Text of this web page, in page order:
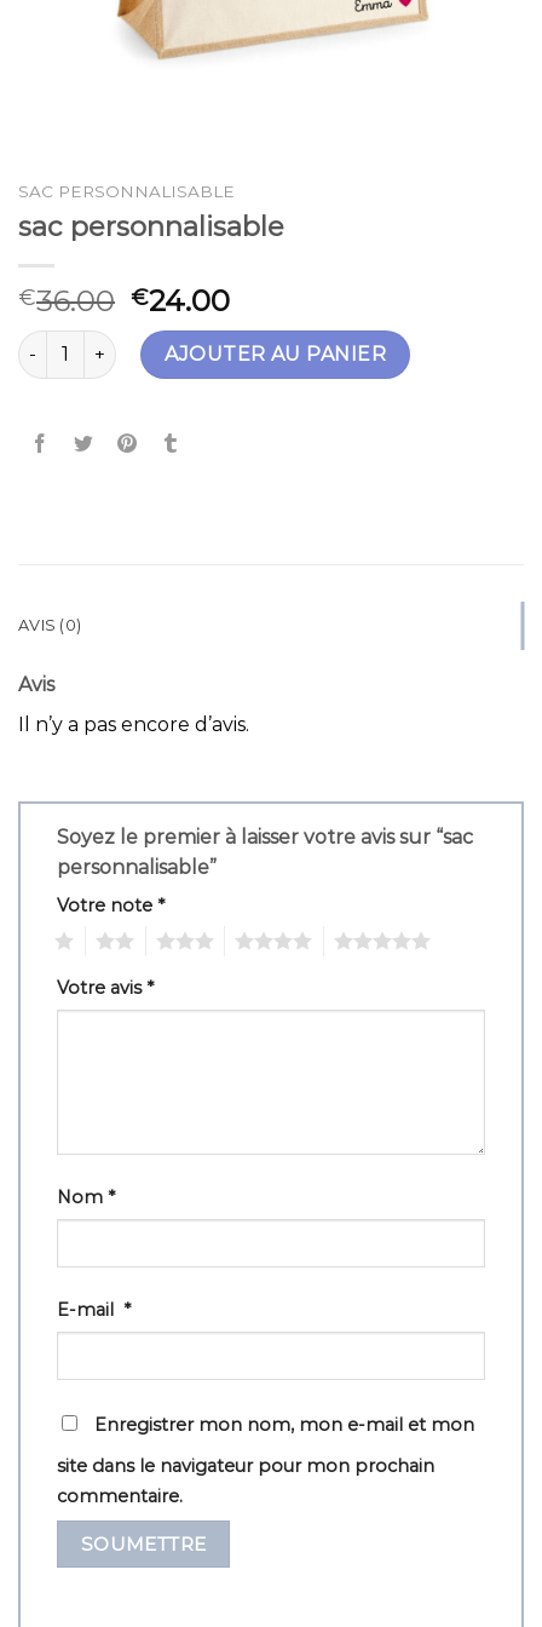
SAC PERSONNALISABLE
sac personnalisable
€36.00 €24.00
quantité de sac personnalisable
AJOUTER AU PANIER
AVIS (0)
Avis
Il n’y a pas encore d’avis.
Soyez le premier à laisser votre avis sur “sac
personnalisable”
Votre note *
Votre avis*
Nom *
E-mail *
Enregistrer mon nom, mon e-mail et mon
site dans le navigateur pour mon prochain
commentaire.